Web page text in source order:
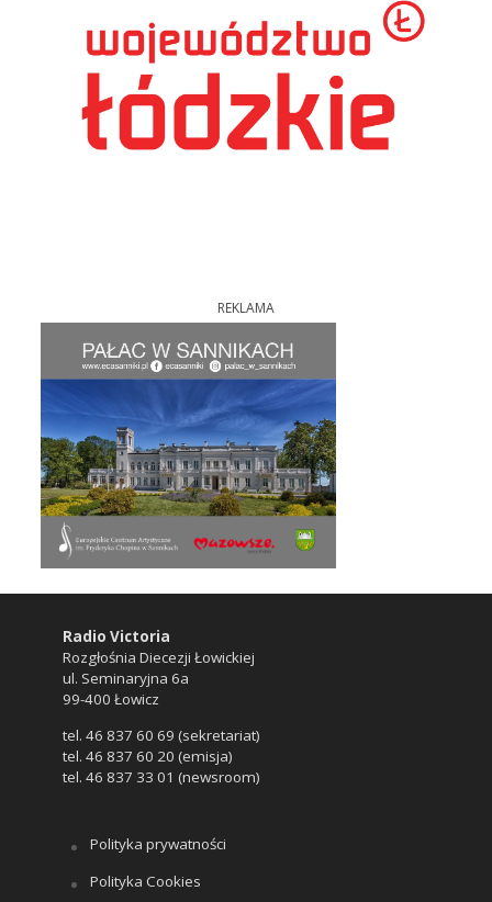
REKLAMA
Radio Victoria
Rozgłośnia Diecezji Łowickiej
ul. Seminaryjna 6a
99-400 Łowicz
tel. 46 837 60 69 (sekretariat)
tel. 46 837 60 20 (emisja)
tel. 46 837 33 01 (newsroom)
Polityka prywatności
Polityka Cookies